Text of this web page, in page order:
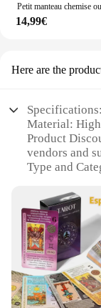
14,99€
Here are the
Specifications:
Material:
Product
vendors and
Type and
Design and
Usage and
competitive
Performance
handling
Parts and
cards